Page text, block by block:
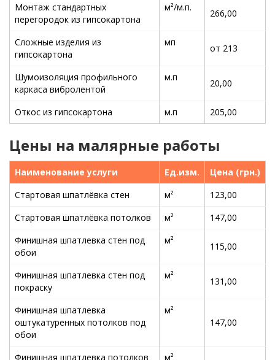
Монтаж стандартных
перегородок из гипсокартона
м²/м.п.
266,00
Сложные изделия из
гипсокартона
мп
от 213
Шумоизоляция профильного
каркаса вибролентой
м.п
20,00
Откос из гипсокартона м.п 205,00
Цены на малярные работы
Наименование услуги Ед.изм.
Цена (грн.)
Стартовая шпатлёвка стен
м²
123,00
Стартовая шпатлёвка потолков
м²
147,00
Финишная шпатлевка стен под
обои
м²
115,00
Финишная шпатлевка стен под
покраску
м²
131,00
Финишная шпатлевка
оштукатуренных потолков под
обои
м²
147,00
Финишная шпатлевка потолков м²